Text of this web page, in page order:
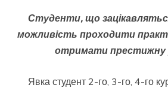
Студенти, що
можливість проходити
отримати престижну
Явка студент 2-го, 3-го, 4-го